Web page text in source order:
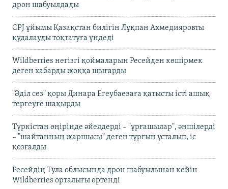
дрон шабуылдады
CPJ ұйымы Қазақстан билігін Лұқпан Ахмедияровты
қудалауды тоқтатуға үндеді
Wildberries негізгі қоймаларын Ресейден көшірмек
деген хабарды жоққа шығарды
"Әділ сөз" қоры Динара Егеубаеваға қатысты істі ашық
тергеуге шақырды
Түркістан өңірінде әйелдерді – "ұрғашылар", әншілерді
– "шайтанның жаршысы" деген тұрғын ұсталып, іс
қозғалды
Ресейдің Тула облысында дрон шабуылынан кейін
Wildberries орталығы өртенді